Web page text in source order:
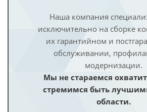
Наша компания
исключительно на сборке
их гарантийном и
обслуживании,
модернизации.
Мы не стараемся
стремимся быть
области.